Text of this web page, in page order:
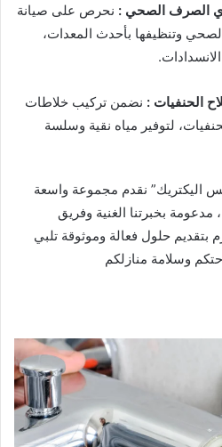
الصرف الصحي : نحرص على صيانة
وتنظيفها بأحدث المعدات،
الحنفيات : نضمن تركيب خلاطات
لتوفير مياه نقية وسلسة
اليكتريك” نقدم مجموعة واسعة
بخبرتنا الغنية وفريق
بتقديم حلول فعالة وموثوقة تلبي
وسلامة منازلكم